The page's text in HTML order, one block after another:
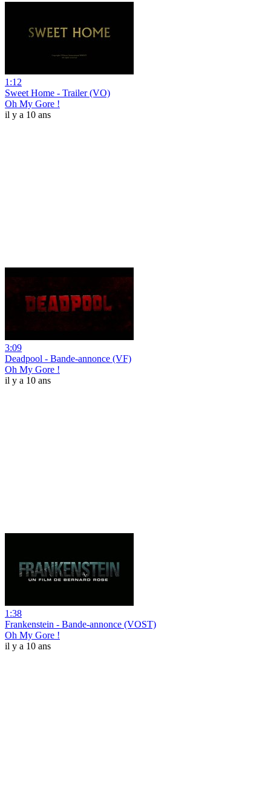
1:12
Sweet Home - Trailer (VO)
Oh My Gore !
il y a 10 ans
3:09
Deadpool - Bande-annonce (VF)
Oh My Gore !
il y a 10 ans
1:38
Frankenstein - Bande-annonce (VOST)
Oh My Gore !
il y a 10 ans